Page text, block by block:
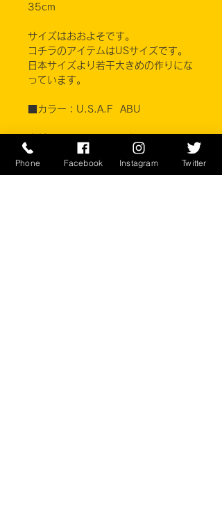
35cm
サイズはおおよそです。
コチラのアイテムはUSサイズです。
日本サイズより若干大きめの作りにな
っています。
■カラー：U.S.A.F ABU
※ご注意ください
Phone Facebook Instagram Twitter